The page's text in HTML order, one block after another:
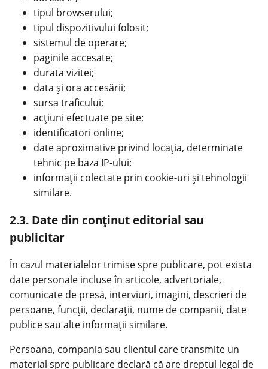
tipul browserului;
tipul dispozitivului folosit;
sistemul de operare;
paginile accesate;
durata vizitei;
data și ora accesării;
sursa traficului;
acțiuni efectuate pe site;
identificatori online;
date aproximative privind locația, determinate
tehnic pe baza IP-ului;
informații colectate prin cookie-uri și tehnologii
similare.
2.3. Date din conținut editorial sau
publicitar
În cazul materialelor trimise spre publicare, pot exista
date personale incluse în articole, advertoriale,
comunicate de presă, interviuri, imagini, descrieri de
persoane, funcții, declarații, nume de companii, date
publice sau alte informații similare.
Persoana, compania sau clientul care transmite un
material spre publicare declară că are dreptul legal de